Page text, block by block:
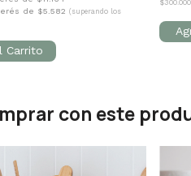
de $5.582 (superando los
con este